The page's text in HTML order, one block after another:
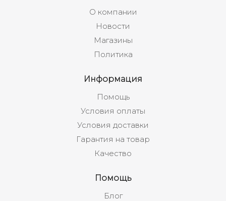
О компании
Новости
Магазины
Политика
Информация
Помощь
Условия оплаты
Условия доставки
Гарантия на товар
Качество
Помощь
Блог